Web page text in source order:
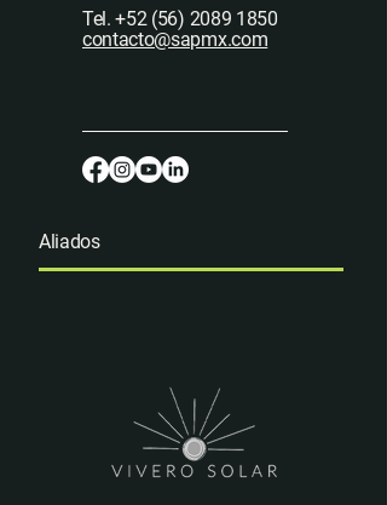
Tel.+52 (56) 2089 1850
contacto@sapmx.com
Aliados